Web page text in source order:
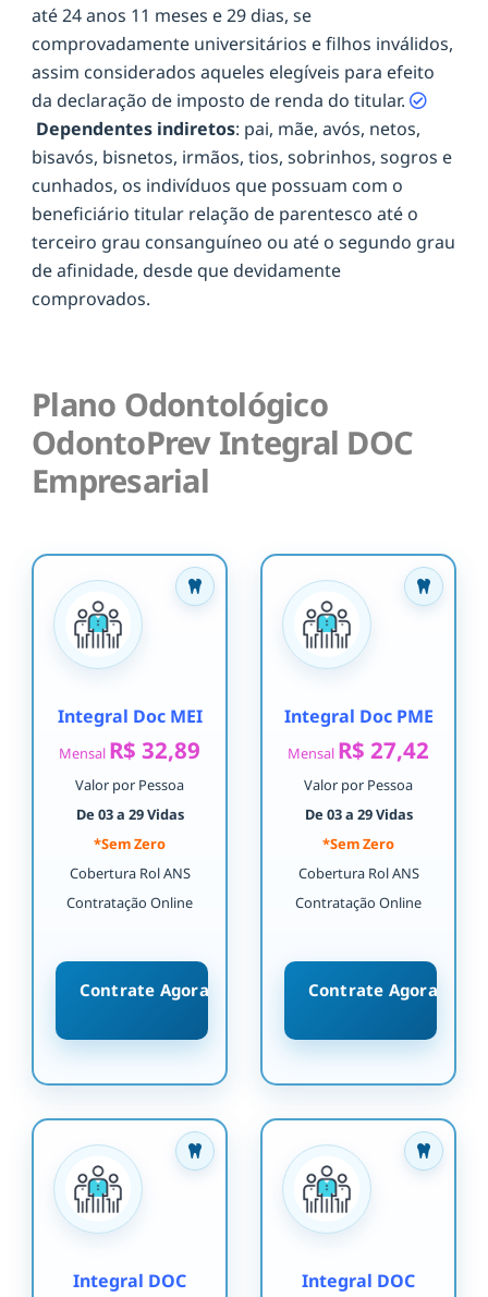
até 24 anos 11 meses e 29 dias, se
comprovadamente universitários e filhos inválidos,
assim considerados aqueles elegíveis para efeito
da declaração de imposto de renda do titular.
Dependentes indiretos: pai, mãe, avós, netos,
bisavós, bisnetos, irmãos, tios, sobrinhos, sogros e
cunhados, os indivíduos que possuam com o
beneficiário titular relação de parentesco até o
terceiro grau consanguíneo ou até o segundo grau
de afinidade, desde que devidamente
comprovados.
Plano Odontológico
OdontoPrev Integral DOC
Empresarial
Integral Doc MEI
Mensal R$ 32,89
Valor por Pessoa
De 03 a 29 Vidas
*Sem Zero
Cobertura Rol ANS
Contratação Online
Contrate Agora
Integral Doc PME
Mensal R$ 27,42
Valor por Pessoa
De 03 a 29 Vidas
*Sem Zero
Cobertura Rol ANS
Contratação Online
Contrate Agora
Integral DOC
Integral DOC